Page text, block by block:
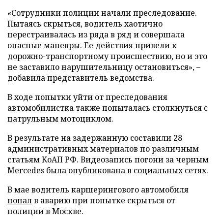
«Сотрудники полиции начали преследование.
Пытаясь скрыться, водитель хаотично
перестраивалась из ряда в ряд и совершала
опасные маневры. Ее действия привели к
дорожно-транспортному происшествию, но и это
не заставило нарушительницу остановиться», –
добавила представитель ведомства.
В ходе попытки уйти от преследования
автомобилистка также попыталась столкнуться с
патрульным мотоциклом.
В результате на задержанную составили 28
административных материалов по различным
статьям КоАП РФ. Видеозапись погони за черным
Mercedes была опубликована в социальных сетях.
В мае водитель каршерингового автомобиля
попалв аварию при попытке скрыться от
полиции в Москве.